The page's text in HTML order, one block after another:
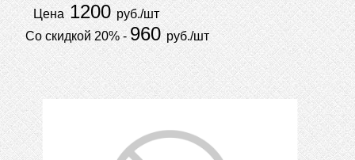
Цена1200 руб./шт
Со скидкой 20% -960руб./шт